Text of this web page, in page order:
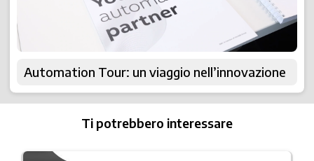
Automation Tour: un viaggio nell’innovazione
Ti potrebbero interessare